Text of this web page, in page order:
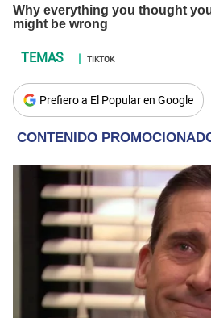
TIKTOK
Prefiero a El Popular en Google